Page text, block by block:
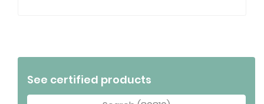
See certified products